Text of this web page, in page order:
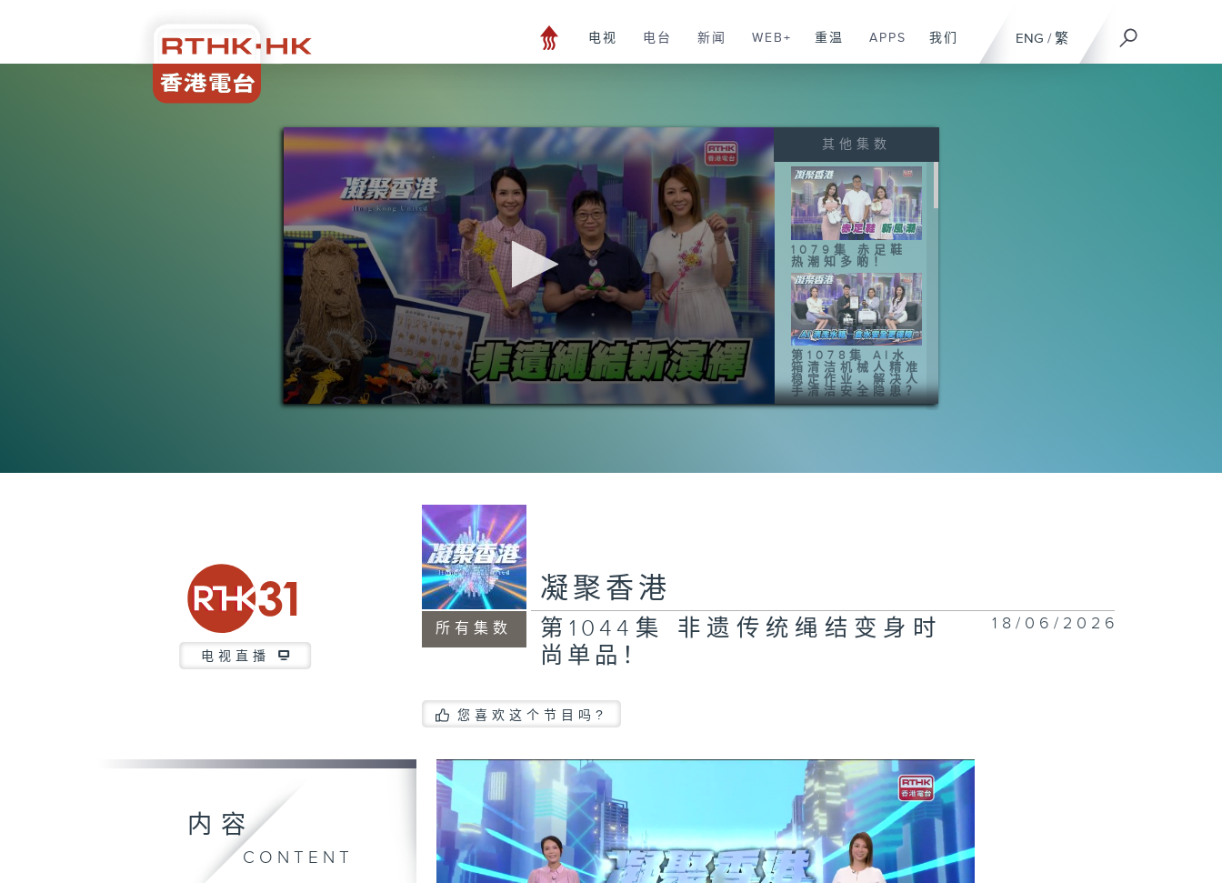
ENG / 繁
电视 电台 新闻 WEB+ 重温 APPS 我们
0
其他集数
1079集 赤足鞋
热潮知多啲！
第1078集 AI水
箱清洁机械人精准
稳定作业，解决人
手清洁安全隐患？
废新市场，助大众
在日常轻松减废
的校园文化！
第1074集 木匠钻
研传统榫卯，赋予
木头第二次生命
电视直播
所有集数
凝聚香港
第1044集 非遗传统绳结变身时
尚单品！
18/06/2026
您喜欢这个节目吗?
内容
CONTENT